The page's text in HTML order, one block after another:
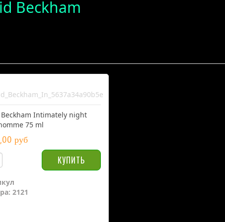
Beckham
Beckham Intimately night
75 ml
руб
2121